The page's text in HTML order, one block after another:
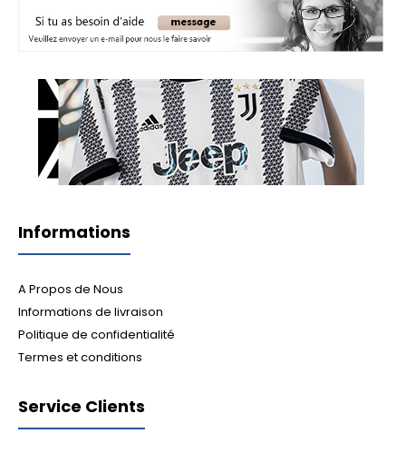
Informations
A Propos de Nous
Informations de livraison
Politique de confidentialité
Termes et conditions
Service Clients